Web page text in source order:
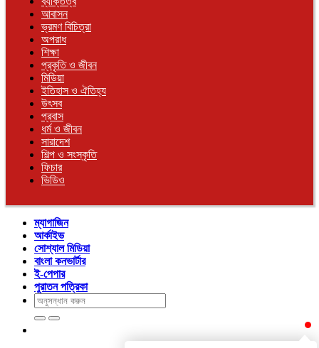
আবাসন
ভ্রমণ বিচিত্রা
অপরাধ
শিক্ষা
প্রকৃতি ও জীবন
মিডিয়া
ইতিহাস ও ঐতিহ্য
উৎসব
প্রবাস
ধর্ম ও জীবন
সারাদেশ
শিল্প ও সংস্কৃতি
ফিচার
ভিডিও
ম্যাগাজিন
আর্কাইভ
সোশ্যাল মিডিয়া
বাংলা কনভার্টার
ই-পেপার
পুরাতন পত্রিকা